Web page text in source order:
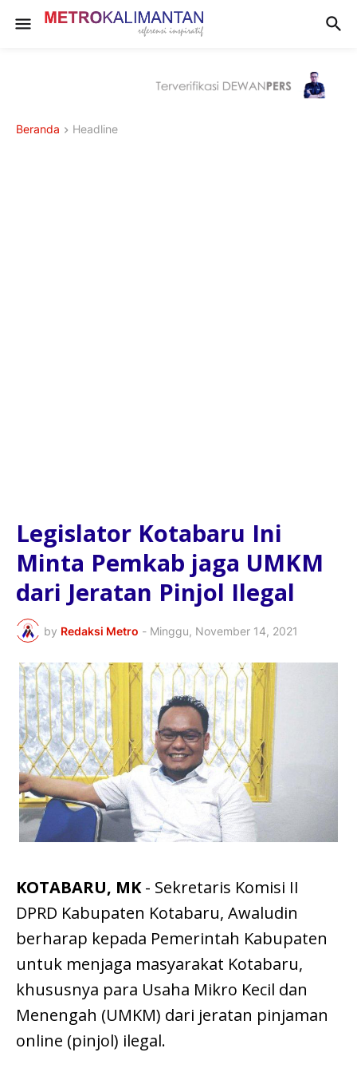
Beranda Headline
Legislator Kotabaru Ini
Minta Pemkab jaga UMKM
dari Jeratan Pinjol Ilegal
by Redaksi Metro - Minggu, November 14, 2021
KOTABARU, MK- Sekretaris Komisi II
DPRD Kabupaten Kotabaru, Awaludin
berharap kepada Pemerintah Kabupaten
untuk menjaga masyarakat Kotabaru,
khususnya para Usaha Mikro Kecil dan
Menengah (UMKM) dari jeratan pinjaman
online (pinjol) ilegal.